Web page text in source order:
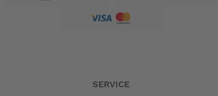
SERVICE